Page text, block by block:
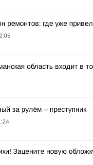
ремонтов: где уже
область входит в
за рулём – преступник
Зацените новую